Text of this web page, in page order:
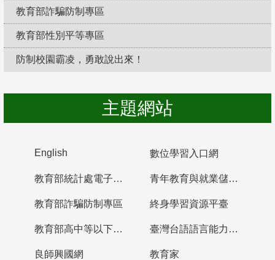
教育部詐騙防制專區
教育部性別平等專區
防制校園霸凌，勇敢說出來！
主題網站
English 數位學習入口網
教育部統計處電子書櫃 青年教育與就業儲蓄帳戶
教育部詐騙防制專區 終身學習資源平臺
教育部高中等以下學校及幼兒園教師資格檢定考試 臺灣台語語言能力認證網站
良師興國網
教育家